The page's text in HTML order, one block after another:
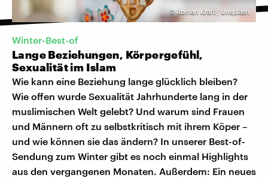
©Roman Kraft | Unsplash
Winter-Best-of
Lange Beziehungen, Körpergefühl,
Sexualität im Islam
Wie kann eine Beziehung lange glücklich bleiben?
Wie offen wurde Sexualität Jahrhunderte lang in der
muslimischen Welt gelebt? Und warum sind Frauen
und Männern oft zu selbstkritisch mit ihrem Köper –
und wie können sie das ändern? In unserer Best-of-
Sendung zum Winter gibt es noch einmal Highlights
aus den vergangenen Monaten. Außerdem: Ein neues